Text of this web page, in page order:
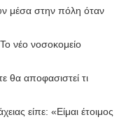
μέσα στην πόλη όταν
νέο νοσοκομείο
θα αποφασιστεί τι
είπε: «Είμαι έτοιμος